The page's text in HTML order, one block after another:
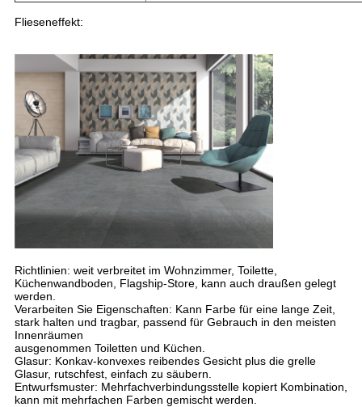
Flieseneffekt:
Richtlinien: weit verbreitet im Wohnzimmer, Toilette,
Küchenwandboden, Flagship-Store, kann auch draußen gelegt
werden.
Verarbeiten Sie Eigenschaften: Kann Farbe für eine lange Zeit,
stark halten und tragbar, passend für Gebrauch in den meisten
Innenräumen
ausgenommen Toiletten und Küchen.
Glasur: Konkav-konvexes reibendes Gesicht plus die grelle
Glasur, rutschfest, einfach zu säubern.
Entwurfsmuster: Mehrfachverbindungsstelle kopiert Kombination,
kann mit mehrfachen Farben gemischt werden.